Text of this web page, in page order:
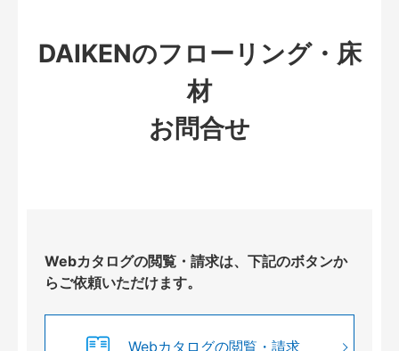
DAIKENのフローリング・床
材
お問合せ
Webカタログの閲覧・請求は、下記のボタンか
らご依頼いただけます。
Webカタログの閲覧・請求